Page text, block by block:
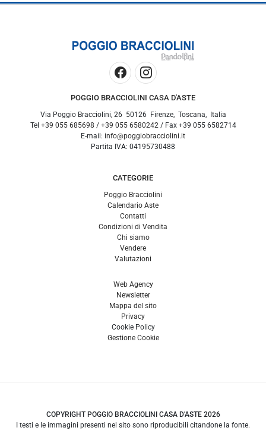
POGGIO BRACCIOLINI CASA D'ASTE
Via Poggio Bracciolini, 26 50126 Firenze, Toscana
Italia
Tel +39 055 685698 / +39 055 6580242 / Fax +39 055 6582714
E-mail: info@poggiobracciolini.it
Partita IVA: 04195730488
CATEGORIE
Poggio Bracciolini
Calendario Aste
Contatti
Condizioni di Vendita
Chi siamo
Vendere
Valutazioni
Web Agency
Newsletter
Mappa del sito
Privacy
Cookie Policy
Gestione Cookie
COPYRIGHT POGGIO BRACCIOLINI CASA D'ASTE 2026
I testi e le immagini presenti nel sito sono riproducibili citandone la fonte.